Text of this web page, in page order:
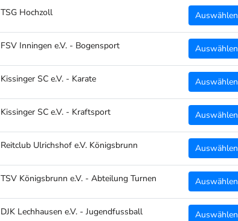
TSG Hochzoll Auswählen
FSV Inningen e.V. - Bogensport Auswählen
Kissinger SC e.V. - Karate Auswählen
Kissinger SC e.V. - Kraftsport Auswählen
Reitclub Ulrichshof e.V. Königsbrunn Auswählen
TSV Königsbrunn e.V. - Abteilung Turnen Auswählen
DJK Lechhausen e.V. - Jugendfussball Auswählen